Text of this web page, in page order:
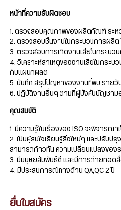
หน้าที่ความรับผิดชอบ
1. ตรวจสอบคุณภาพของผลิตภัณฑ์ ระห
2. ตรวจสอบชิ้นงานในกระบวนการผลิ
3. ตรวจสอบการเกิดงานเสียในกระบว
4. วิเคราะห์สาเหตุของงานเสียในกระ
กับแผนกผลิต
5. บันทึก สรุปปัญหาของงานที่พบ รายวั
6. ปฏิบัติงานอื่นๆ ตามที่ผู้บังคับบัญชาม
คุณสมบัติ
1. มีความรู้ในเรื่องของ ISO จะพิจารณา
2. เป็นผู้สนใจเรียนรู้สิ่งใหม่ๆ และปรับปรุ
สามารถก้าวทัน ความเปลี่ยนแปลงของ
3. มีมนุษยสัมพันธ์ดี และมีการถ่ายทอดสื่
4. มีประสบการณ์ทางด้าน QA,QC 2 ปี
ยื่นใบสมัคร